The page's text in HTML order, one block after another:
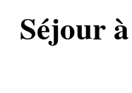
Séjour